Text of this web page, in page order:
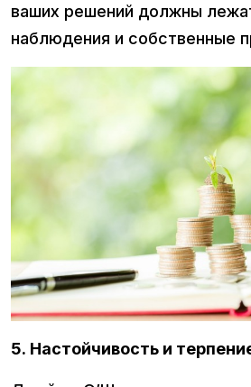
ваших решений должны
наблюдения и собственные
5. Настойчивость и